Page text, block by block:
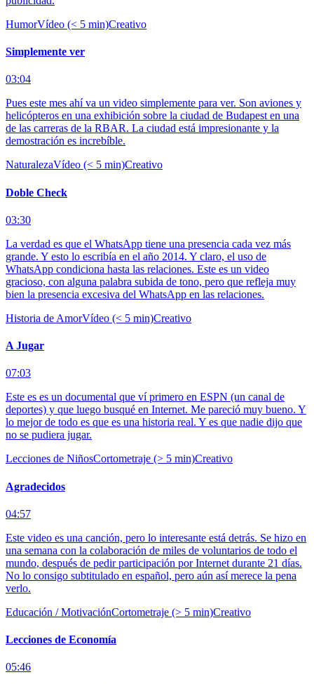
HumorVídeo (< 5 min)Creativo
Simplemente ver
03:04
Pues este mes ahí va un video simplemente para ver. Son aviones y
helicópteros en una exhibición sobre la ciudad de Budapest en una
de las carreras de la RBAR. La ciudad está impresionante y la
demostración es increbíble.
NaturalezaVídeo (< 5 min)Creativo
Doble Check
03:30
La verdad es que el WhatsApp tiene una presencia cada vez más
grande. Y esto lo escribía en el año 2014. Y claro, el uso de
WhatsApp condiciona hasta las relaciones. Este es un video
gracioso, con alguna palabra subida de tono, pero que refleja muy
bien la presencia excesiva del WhatsApp en las relaciones.
Historia de AmorVídeo (< 5 min)Creativo
A Jugar
07:03
Este es es un documental que ví primero en ESPN (un canal de
deportes) y que luego busqué en Internet. Me pareció muy bueno. Y
lo mejor de todo es que es una historia real. Y es que nadie dijo que
no se pudiera jugar.
Lecciones de NiñosCortometraje (> 5 min)Creativo
Agradecidos
04:57
Este video es una canción, pero lo interesante está detrás. Se hizo en
una semana con la colaboración de miles de voluntarios de todo el
mundo, después de pedir participación por Internet durante 21 días.
No lo consigo subtitulado en español, pero aún así merece la pena
verlo.
Educación / MotivaciónCortometraje (> 5 min)Creativo
Lecciones de Economía
05:46